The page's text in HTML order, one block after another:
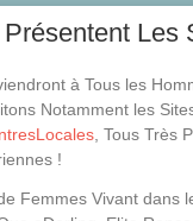
à Tous les
Notamment les
, Tous Très
!
Femmes Vivant dans